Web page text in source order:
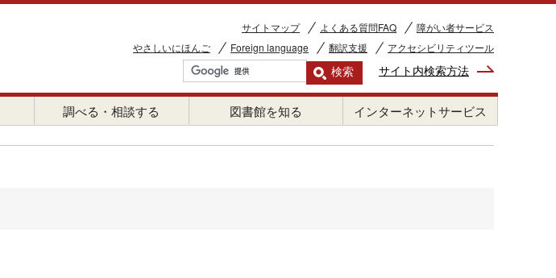
サイトマップ よくある質問FAQ
障がい者サービス
やさしいにほんご
Foreign language 翻訳支援 アクセシビリティツール
サイト内検索方法
調べる・相談する 図書館を知る インターネットサービス